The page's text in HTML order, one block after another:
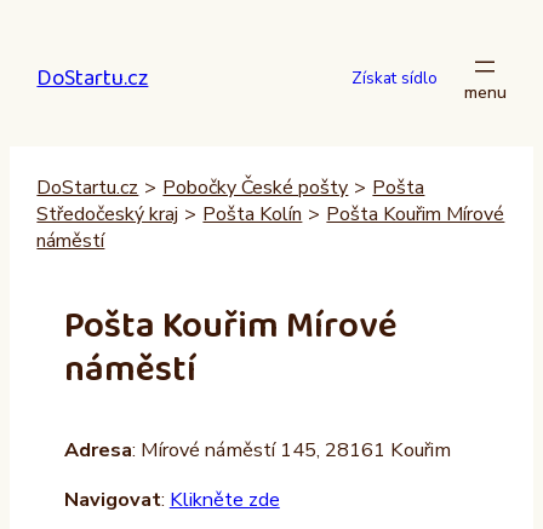
obsah
DoStartu.cz Získat sídlo
DoStartu.cz > Pobočky České pošty > Pošta
Středočeský kraj > Pošta Kolín > Pošta Kouřim Mírové
náměstí
Pošta Kouřim Mírové
náměstí
Adresa: Mírové náměstí 145, 28161 Kouřim
Navigovat: Klikněte zde